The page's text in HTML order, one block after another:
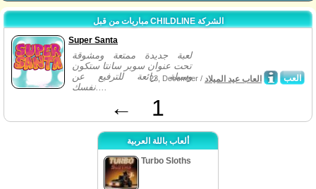
مباريات من قبل CHILDLINE الشركة
Super Santa
لعبة جديدة ممتعة ومشوقة
تحت عنوان سوبر سانتا ستكون
وسيلة رائعة للترفيع عن
نفسك....
العب 23, December / العاب عيد الميلاد
← 1
ألعاب باللة العربية
Turbo Sloths